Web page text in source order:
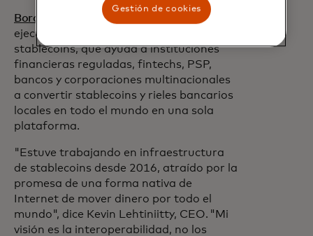
Borderles
s.xyz es una red global de
ejecución para transacciones de
stablecoins, que ayuda a instituciones
financieras reguladas, fintechs, PSP,
bancos y corporaciones multinacionales
a convertir stablecoins y rieles bancarios
locales en todo el mundo en una sola
plataforma.
"Estuve trabajando en infraestructura
de stablecoins desde 2016, atraído por la
promesa de una forma nativa de
Internet de mover dinero por todo el
mundo", dice Kevin Lehtiniitty, CEO. "Mi
visión es la interoperabilidad, no los
Gestión de cookies